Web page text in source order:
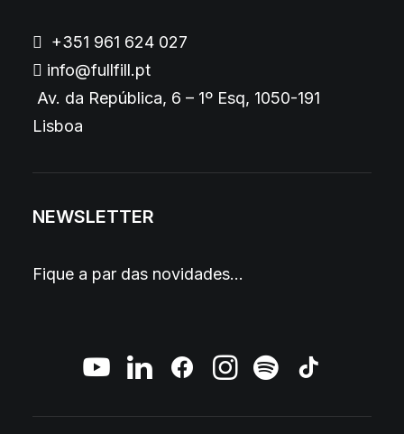
+351 961 624 027
info@fullfill.pt
Av. da República, 6 – 1º Esq, 1050-191
Lisboa
NEWSLETTER
Fique a par das novidades…